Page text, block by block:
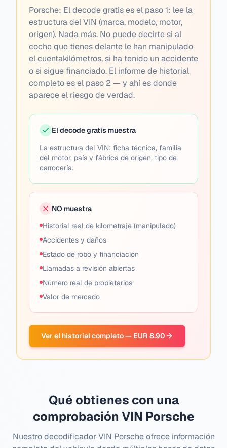
Porsche: El decode gratis es el paso 1: lee la
estructura del VIN (marca, modelo, motor,
origen). Nada más. No puede decirte si al
coche que tienes delante le han manipulado
el cuentakilómetros, si ha tenido un accidente
o si sigue financiado. El informe de historial
completo es el paso 2 — y ahí es donde
aparece el riesgo de verdad.
El decode gratis muestra
La estructura del VIN: ficha técnica, familia
del motor, país y fábrica de origen, tipo de
carrocería.
NO muestra
Historial real de kilometraje (manipulado)
Accidentes y daños
Estado de robo y financiación
Llamadas a revisión abiertas
Número real de propietarios
Valor de mercado
Ver el historial completo — EUR 8.90
Qué obtienes con una
comprobación VIN Porsche
Nuestro decodificador VIN Porsche ofrece información